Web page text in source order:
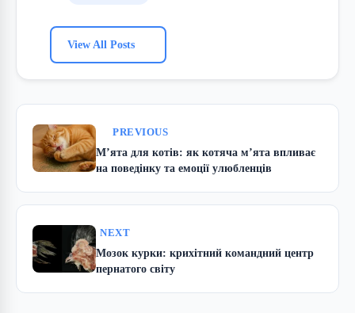
View All Posts
PREVIOUS
М’ята для котів: як котяча м’ята впливає
на поведінку та емоції улюбленців
NEXT
Мозок курки: крихітний командний центр
пернатого світу